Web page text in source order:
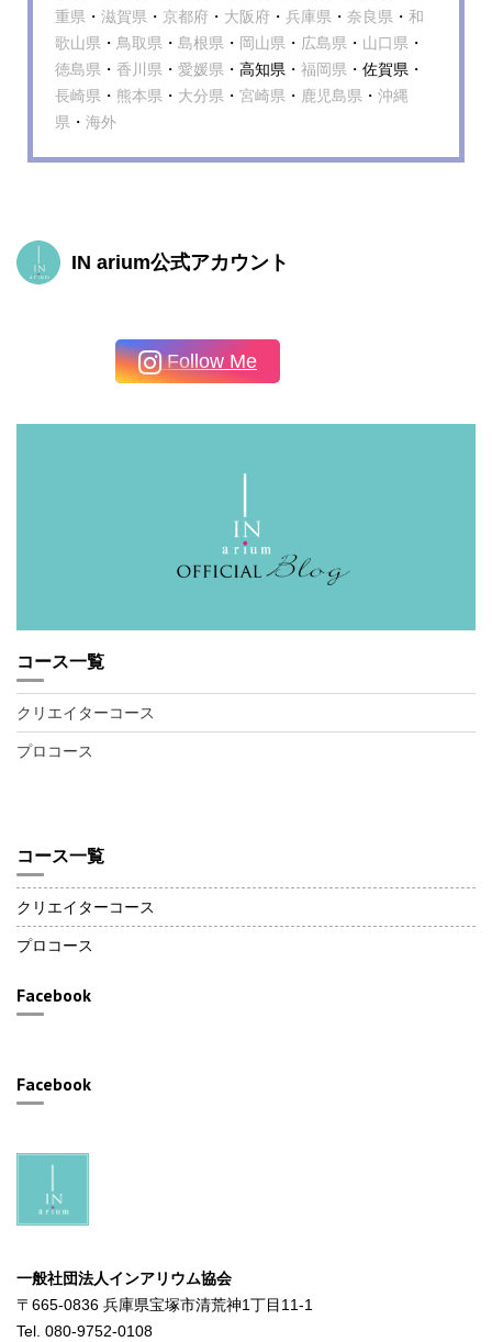
重県 ・ 滋賀県 ・ 京都府 ・ 大阪府 ・ 兵庫県 ・ 奈良県 ・ 和
歌山県 ・ 鳥取県 ・ 島根県 ・ 岡山県 ・ 広島県 ・ 山口県 ・
徳島県 ・ 香川県 ・ 愛媛県 ・高知県・ 福岡県 ・佐賀県・
長崎県 ・ 熊本県 ・ 大分県 ・ 宮崎県 ・ 鹿児島県 ・ 沖縄
県 ・ 海外
IN arium公式アカウント
Follow Me
コース一覧
クリエイターコース
プロコース
コース一覧
クリエイターコース
プロコース
Facebook
Facebook
一般社団法人インアリウム協会
〒665-0836 兵庫県宝塚市清荒神1丁目11-1
Tel. 080-9752-0108